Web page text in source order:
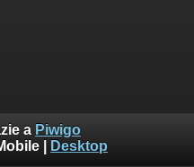
a Piwigo
Desktop